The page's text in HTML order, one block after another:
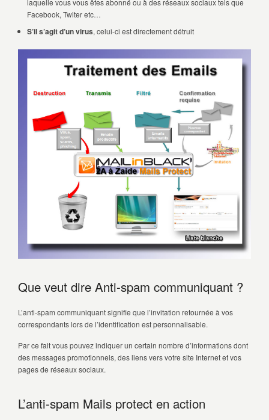
laquelle vous vous êtes abonné ou à des réseaux sociaux tels que
Facebook, Twiter etc…
S’il s’agit d’un virus, celui-ci est directement détruit
Que veut dire Anti-spam communiquant ?
L’anti-spam communiquant signifie que l’invitation retournée à vos
correspondants lors de l’identification est personnalisable.
Par ce fait vous pouvez indiquer un certain nombre d’informations dont
des messages promotionnels, des liens vers votre site Internet et vos
pages de réseaux sociaux.
L’anti-spam Mails protect en action